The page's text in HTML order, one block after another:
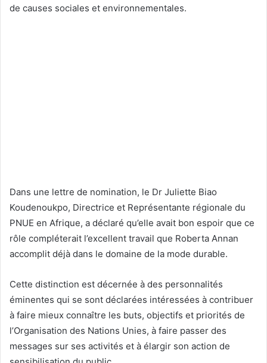
de causes sociales et environnementales.
Dans une lettre de nomination, le Dr Juliette Biao
Koudenoukpo, Directrice et Représentante régionale du
PNUE en Afrique, a déclaré qu’elle avait bon espoir que ce
rôle compléterait l’excellent travail que Roberta Annan
accomplit déjà dans le domaine de la mode durable.
Cette distinction est décernée à des personnalités
éminentes qui se sont déclarées intéressées à contribuer
à faire mieux connaître les buts, objectifs et priorités de
l’Organisation des Nations Unies, à faire passer des
messages sur ses activités et à élargir son action de